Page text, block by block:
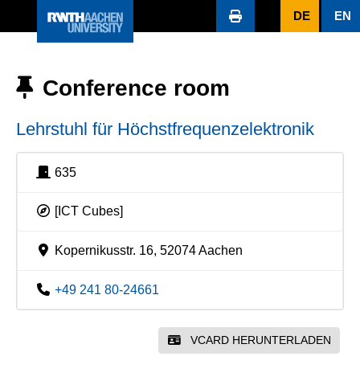
DE EN
Conference room
Lehrstuhl für Höchstfrequenzelektronik
635
[ICT Cubes]
Kopernikusstr. 16, 52074 Aachen
+49 241 80-24661
VCARD HERUNTERLADEN